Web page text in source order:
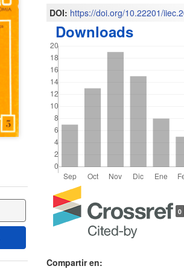
del
artículo
DOI: https://doi.org/10.22201/
Downloads
Detalles
del
0
Compartir en: